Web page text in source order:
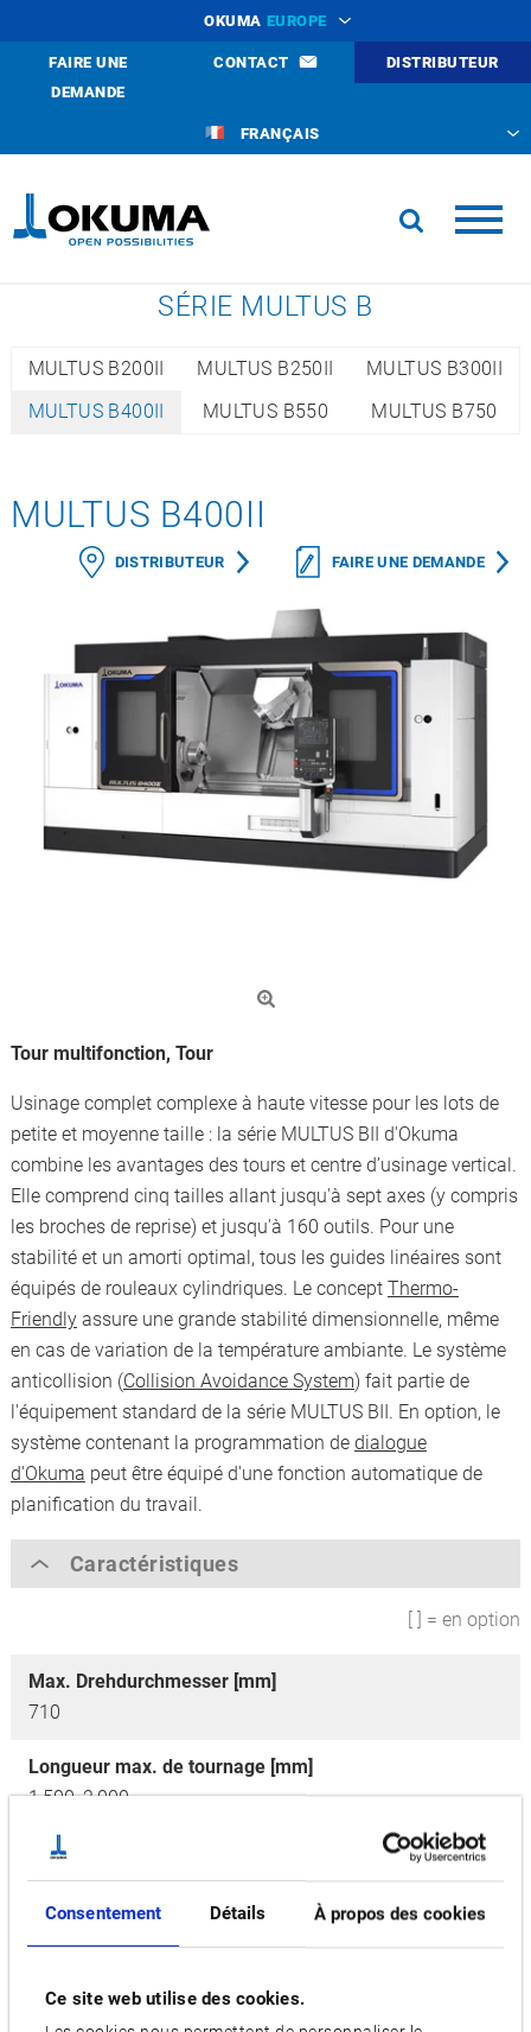
Consentement Détails À propos des cookies
Ce site web utilise des cookies.
OKUMA EUROPE
FAIRE UNE
DEMANDE
CONTACT DISTRIBUTEUR
FRANÇAIS
SÉRIE MULTUS B
MULTUS B200II MULTUS B250II
MULTUS B300II
MULTUS B400II
MULTUS B550 MULTUS B750
MULTUS B400II
DISTRIBUTEUR FAIRE UNE DEMANDE
Tour multifonction, Tour
Usinage complet complexe à haute vitesse pour les lots de
petite et moyenne taille : la série MULTUS BII d'Okuma
combine les avantages des tours et centre d’usinage vertical.
Elle comprend cinq tailles allant jusqu'à sept axes (y compris
les broches de reprise) et jusqu'à 160 outils. Pour une
stabilité et un amorti optimal, tous les guides linéaires sont
équipés de rouleaux cylindriques. Le concept Thermo-
Friendlyassure une grande stabilité dimensionnelle, même
en cas de variation de la température ambiante. Le système
anticollision (Collision Avoidance System) fait partie de
l'équipement standard de la série MULTUS BII. En option, le
système contenant la programmation de dialogue
d'Okuma peut être équipé d'une fonction automatique de
planification du travail.
Caractéristiques
[ ] = en option
Max. Drehdurchmesser [mm]
710
Longueur max. de tournage [mm]
1,500, 2,000
Vitesse de la broche principale [min-1]
3,800 [2,800]
Moteur [kW]